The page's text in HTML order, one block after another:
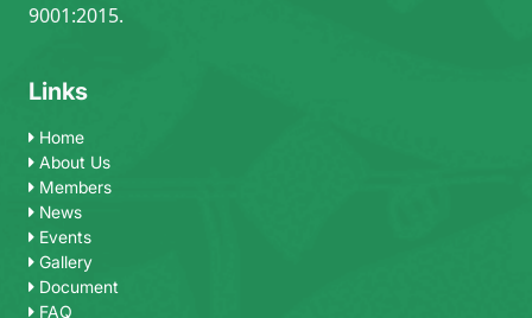
9001:2015.
Links
Home
About Us
Members
News
Events
Gallery
Document
FAQ